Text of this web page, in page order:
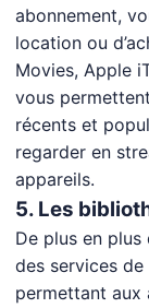
abonnement,
location ou
Movies, Apple
vous
récents et
regarder en
appareils.
5. Les
De plus en
des services
permettant aux